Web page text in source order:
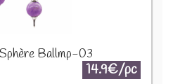
Ballmp-03
14.9€/pc